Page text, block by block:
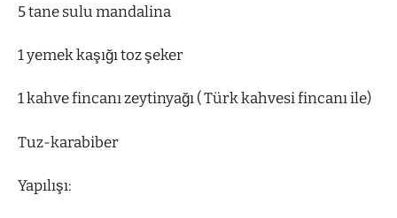
5 tane sulu mandalina
1 yemek kaşığı toz şeker
1 kahve fincanı zeytinyağı ( Türk kahvesi fincanı ile)
Tuz-karabiber
Yapılışı: